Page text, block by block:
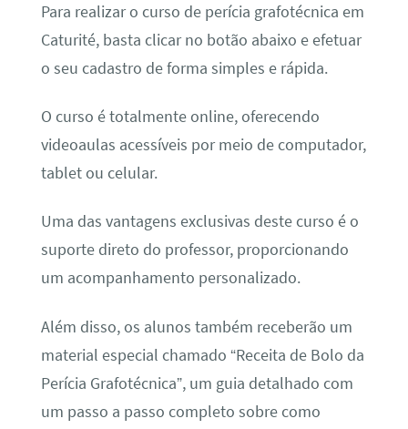
Para realizar o curso de perícia grafotécnica em
Caturité, basta clicar no botão abaixo e efetuar
o seu cadastro de forma simples e rápida.
O curso é totalmente online, oferecendo
videoaulas acessíveis por meio de computador,
tablet ou celular.
Uma das vantagens exclusivas deste curso é o
suporte direto do professor, proporcionando
um acompanhamento personalizado.
Além disso, os alunos também receberão um
material especial chamado “Receita de Bolo da
Perícia Grafotécnica”, um guia detalhado com
um passo a passo completo sobre como